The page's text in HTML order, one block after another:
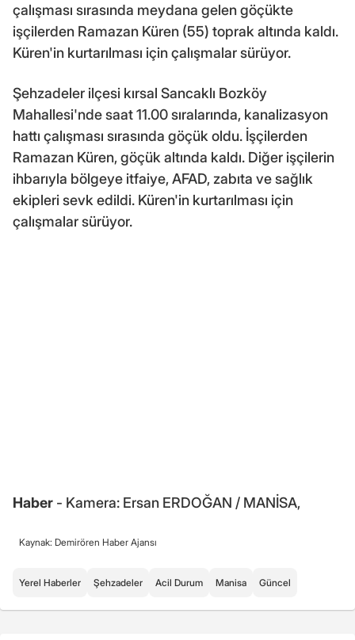
çalışması sırasında meydana gelen göçükte
işçilerden Ramazan Küren (55) toprak altında kaldı.
Küren'in kurtarılması için çalışmalar sürüyor.
Şehzadeler ilçesi kırsal Sancaklı Bozköy
Mahallesi'nde saat 11.00 sıralarında, kanalizasyon
hattı çalışması sırasında göçük oldu. İşçilerden
Ramazan Küren, göçük altında kaldı. Diğer işçilerin
ihbarıyla bölgeye itfaiye, AFAD, zabıta ve sağlık
ekipleri sevk edildi. Küren'in kurtarılması için
çalışmalar sürüyor.
Haber - Kamera: Ersan ERDOĞAN / MANİSA,
Kaynak: Demirören Haber Ajansı
Yerel Haberler Şehzadeler Acil Durum Manisa Güncel